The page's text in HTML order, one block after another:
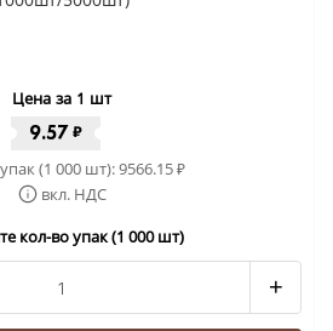
Цена за 1 шт
9.57₽
(1 000 шт):9566.15₽
вкл. НДС
кол-во упак (1 000 шт)
+